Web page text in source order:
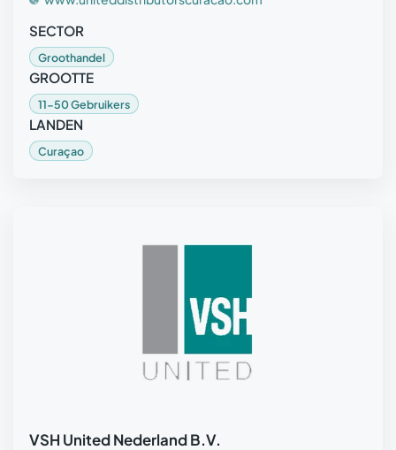
SECTOR
Groothandel
GROOTTE
11-50 Gebruikers
LANDEN
Curaçao
VSH United Nederland B.V.